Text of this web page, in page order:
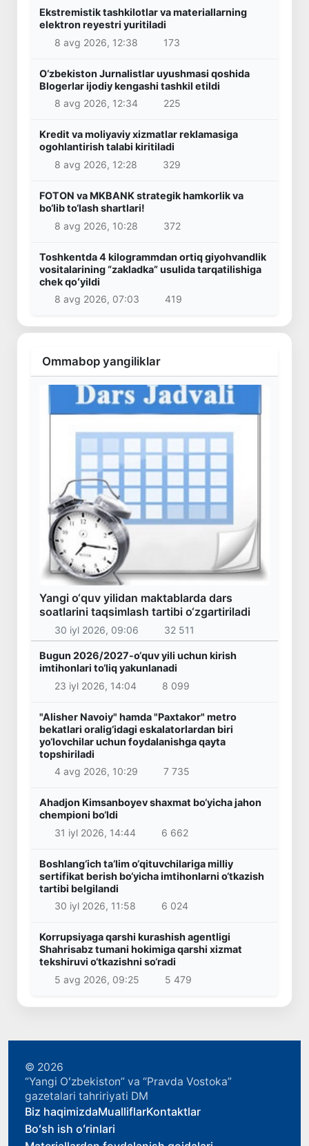
Ekstremistik tashkilotlar va materiallarning
elektron reyestri yuritiladi
8 avg 2026, 12:38
173
O‘zbekiston Jurnalistlar uyushmasi qoshida
Blogerlar ijodiy kengashi tashkil etildi
8 avg 2026, 12:34
225
Kredit va moliyaviy xizmatlar reklamasiga
ogohlantirish talabi kiritiladi
8 avg 2026, 12:28
329
FOTON va MKBANK strategik hamkorlik va
bo‘lib to‘lash shartlari!
8 avg 2026, 10:28
372
Toshkentda 4 kilogrammdan ortiq giyohvandlik
vositalarining “zakladka” usulida tarqatilishiga
chek qoʻyildi
8 avg 2026, 07:03
419
Ommabop yangiliklar
Yangi o‘quv yilidan maktablarda dars
soatlarini taqsimlash tartibi o‘zgartiriladi
30 iyl 2026, 09:06 32 511
Bugun 2026/2027-o‘quv yili uchun kirish
imtihonlari to‘liq yakunlanadi
23 iyl 2026, 14:04
8 099
"Alisher Navoiy" hamda "Paxtakor" metro
bekatlari oralig‘idagi eskalatorlardan biri
yo‘lovchilar uchun foydalanishga qayta
topshiriladi
4 avg 2026, 10:29
7 735
Ahadjon Kimsanboyev shaxmat bo‘yicha jahon
chempioni bo‘ldi
31 iyl 2026, 14:44
6 662
Boshlang‘ich ta’lim o‘qituvchilariga milliy
sertifikat berish bo‘yicha imtihonlarni o‘tkazish
tartibi belgilandi
30 iyl 2026, 11:58
6 024
Korrupsiyaga qarshi kurashish agentligi
Shahrisabz tumani hokimiga qarshi xizmat
tekshiruvi o‘tkazishni so‘radi
5 avg 2026, 09:25
5 479
© 2026
“Yangi Oʻzbekiston” va “Pravda Vostoka”
gazetalari tahririyati DM
Biz haqimizdaMualliflarKontaktlar
Boʻsh ish oʻrinlari